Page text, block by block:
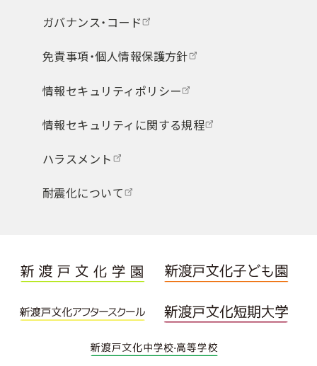
ガバナンス・コード
免責事項・個人情報保護方針
情報セキュリティポリシー
情報セキュリティに関する規程
ハラスメント
耐震化について